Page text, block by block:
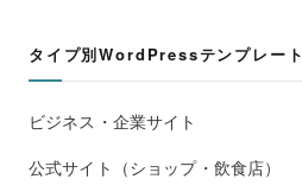
タイプ別WordPressテンプレート
ビジネス・企業サイト
公式サイト（ショップ・飲食店）